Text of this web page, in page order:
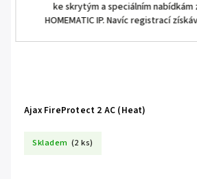
ke skrytým a speciálním nabídkám
HOMEMATIC IP. Navíc registrací
Ajax FireProtect 2 AC (Heat)
Skladem (2 ks)